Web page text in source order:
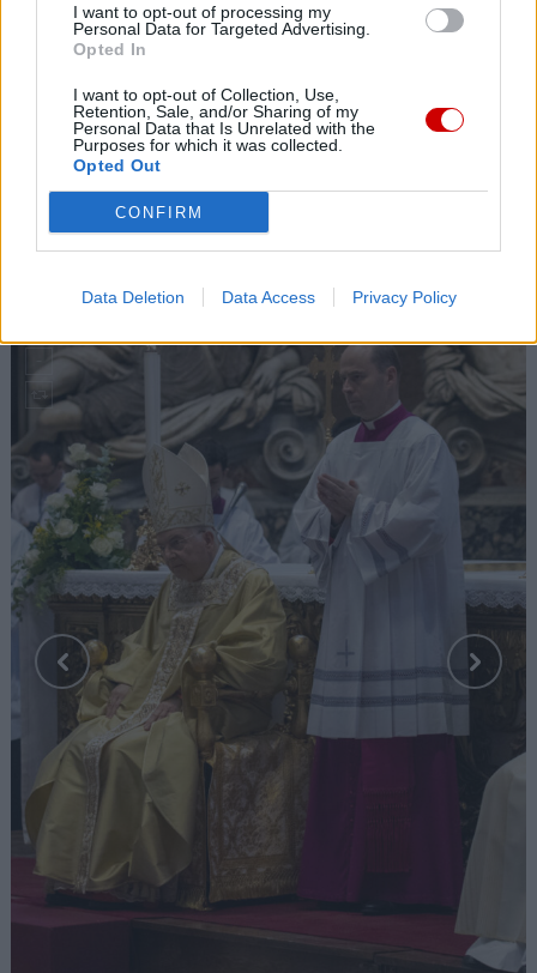
I want to opt-out of processing my
Personal Data for Targeted Advertising.
Opted In
I want to opt-out of Collection, Use,
Retention, Sale, and/or Sharing of my
Personal Data that Is Unrelated with the
Purposes for which it was collected.
Opted Out
CONFIRM
Data Deletion Data Access Privacy Policy
oraz konsultantem w Papieskiej Radzie ds.
Duszpasterstwa Służby Zdrowia. Jest postulatorem
Wandy Malczewskiej i postulatorem etapu watykańskiego
procesu beatyfikacyjnego Sługi Bożej Stanisławy
Leszczyńskiej.